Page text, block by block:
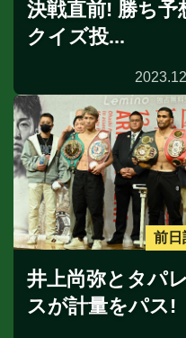
決戦直前! 勝ち予
クイズ投...
前日
井上尚弥とタパレ
スが計量をパス!